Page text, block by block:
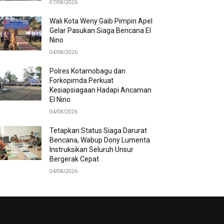
07/08/2026
Wali Kota Weny Gaib Pimpin Apel
Gelar Pasukan Siaga Bencana El
Nino
04/08/2026
Polres Kotamobagu dan
Forkopimda Perkuat
Kesiapsiagaan Hadapi Ancaman
El Nino
04/08/2026
Tetapkan Status Siaga Darurat
Bencana, Wabup Dony Lumenta
Instruksikan Seluruh Unsur
Bergerak Cepat
04/08/2026